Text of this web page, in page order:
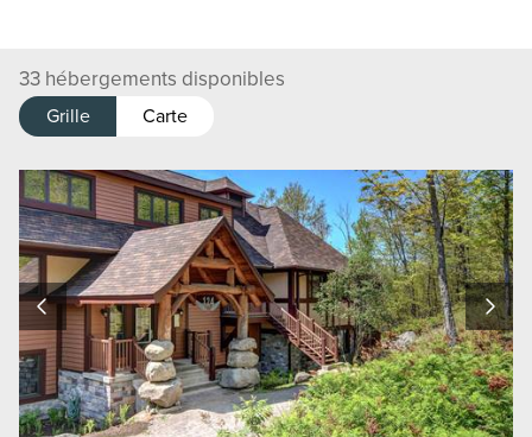
33 hébergements disponibles
Grille Carte